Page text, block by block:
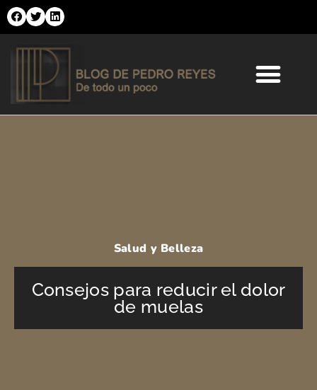
al
contenido
Salud y Belleza
Consejos para reducir el dolor
de muelas